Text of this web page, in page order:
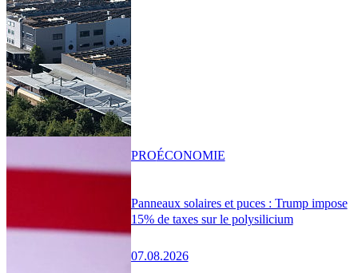
Panneaux solaires et puces : Trump impose
15% de taxes sur le polysilicium
07.08.2026
PROÉCONOMIE